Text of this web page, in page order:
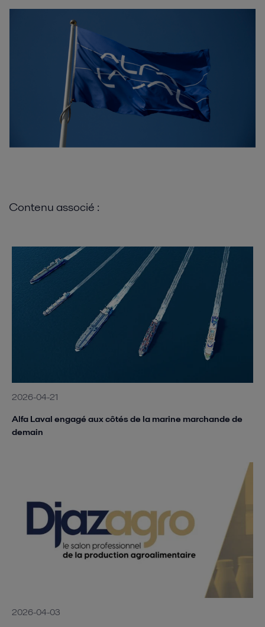
Contenu associé :
2026-04-21
Alfa Laval engagé aux côtés de la marine marchande de
demain
2026-04-03